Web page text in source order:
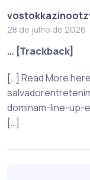
28 de julho de 2026
… [Trackback]
[…] Read More
dominam-line-
[…]